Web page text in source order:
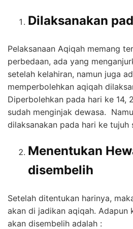
Dilaksanakan
Pelaksanaan Aqiqah memang
perbedaan, ada yang
setelah kelahiran, namun juga
memperbolehkan aqiqah
Diperbolehkan pada hari ke 14,
sudah menginjak dewasa.
dilaksanakan pada hari ke tujuh
Menentukan
disembelih
Setelah ditentukan harinya,
akan di jadikan aqiqah. Adapun
akan disembelih adalah :